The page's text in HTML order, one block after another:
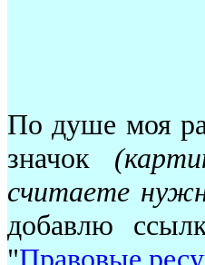
По душе моя
значок
считаете
добавлю